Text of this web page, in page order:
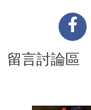
留言討論區